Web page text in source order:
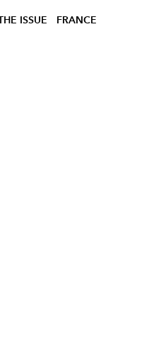
ISSUE FRANCE